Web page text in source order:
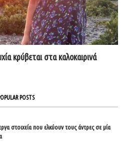
κρύβεται στα καλοκαιρινά
POSTS
στοιχεία που ελκύουν τους άντρες σε μία